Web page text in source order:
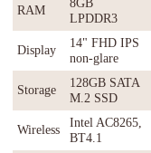
RAM
LPDDR3
Display
14" FHD IPS
non-glare
Storage
128GB SATA
M.2 SSD
Wireless
Intel AC8265,
BT4.1